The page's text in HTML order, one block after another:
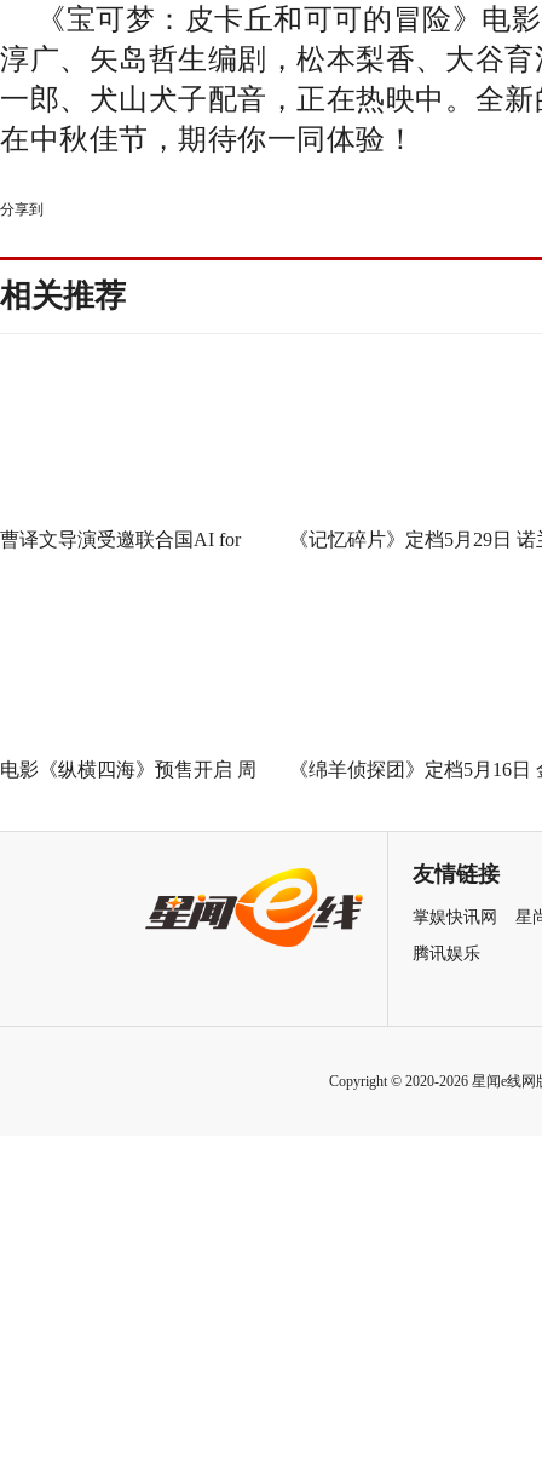
《宝可梦：皮卡丘和可可的冒险》电
淳广、矢岛哲生编剧，松本梨香、大谷
一郎、犬山犬子配音，正在热映中。全
在中秋佳节，期待你一同体验！
分享到
相关推荐
曹译文导演受邀联合国AI for 《记忆碎片》定档5月29日 诺
电影《纵横四海》预售开启 周 《绵羊侦探团》定档5月16日
友情链接
掌娱快讯网
星
腾讯娱乐
Copyright © 2020-2026 星闻e线